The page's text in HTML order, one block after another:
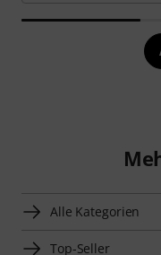
Alle Kategorien
Top-Seller